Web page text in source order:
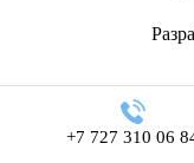
+7 727 310 06